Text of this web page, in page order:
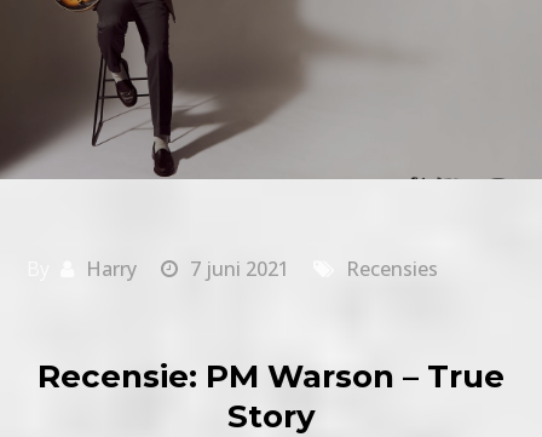
Harry 7 juni 2021 Recensies
Recensie: PM Warson – True
Story